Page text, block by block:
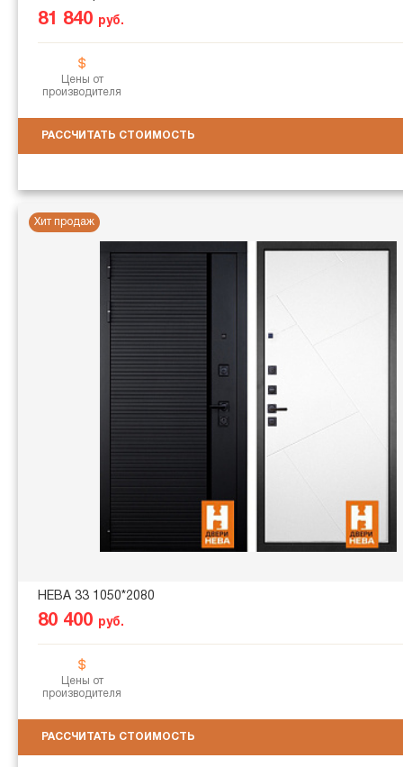
81 840 руб.
Цены от
производителя
РАССЧИТАТЬ СТОИМОСТЬ
Хит продаж
НЕВА 33 1050*2080
80 400 руб.
Цены от
производителя
РАССЧИТАТЬ СТОИМОСТЬ